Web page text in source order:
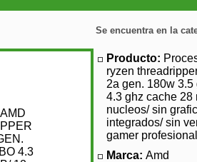
Se encuentra en la
Producto:
ryzen
2a gen. 180w 3.5
4.3 ghz cache 28
nucleos/ sin
integrados/ sin
gamer
Marca: Amd